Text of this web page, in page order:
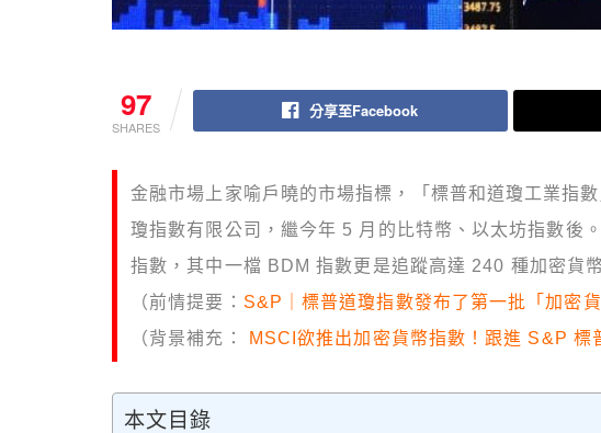
97
SHARES
分享至Facebook
金融市場上家喻戶曉的市場指標，「標普和道瓊工業指
瓊指數有限公司，繼今年 5 月的比特幣、以太坊指數後
指數，其中一檔 BDM 指數更是追蹤高達 240 種加密貨
（前情提要： S&P｜標普道瓊指數發布了第一批「加密
（背景補充：
MSCI欲推出加密貨幣指數！跟進 S&P 標
本文目錄